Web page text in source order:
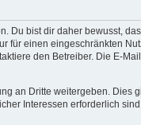
Du bist dir daher bewusst,
einen eingeschränkten
den Betreiber. Die E-
an Dritte weitergeben.
Interessen erforderlich